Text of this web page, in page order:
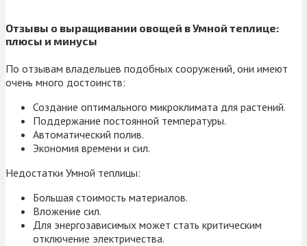
Отзывы о выращивании овощей в Умной теплице:
плюсы и минусы
По отзывам владельцев подобных сооружений, они имеют
очень много достоинств:
Создание оптимального микроклимата для растений.
Поддержание постоянной температуры.
Автоматический полив.
Экономия времени и сил.
Недостатки Умной теплицы:
Большая стоимость материалов.
Вложение сил.
Для энергозависимых может стать критическим
отключение электричества.